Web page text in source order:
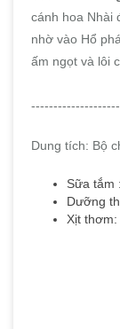
cánh hoa Nhài
nhờ vào Hổ
ấm ngọt và lôi
Dung tích: Bộ
Sữa tắm
Dưỡng
Xịt